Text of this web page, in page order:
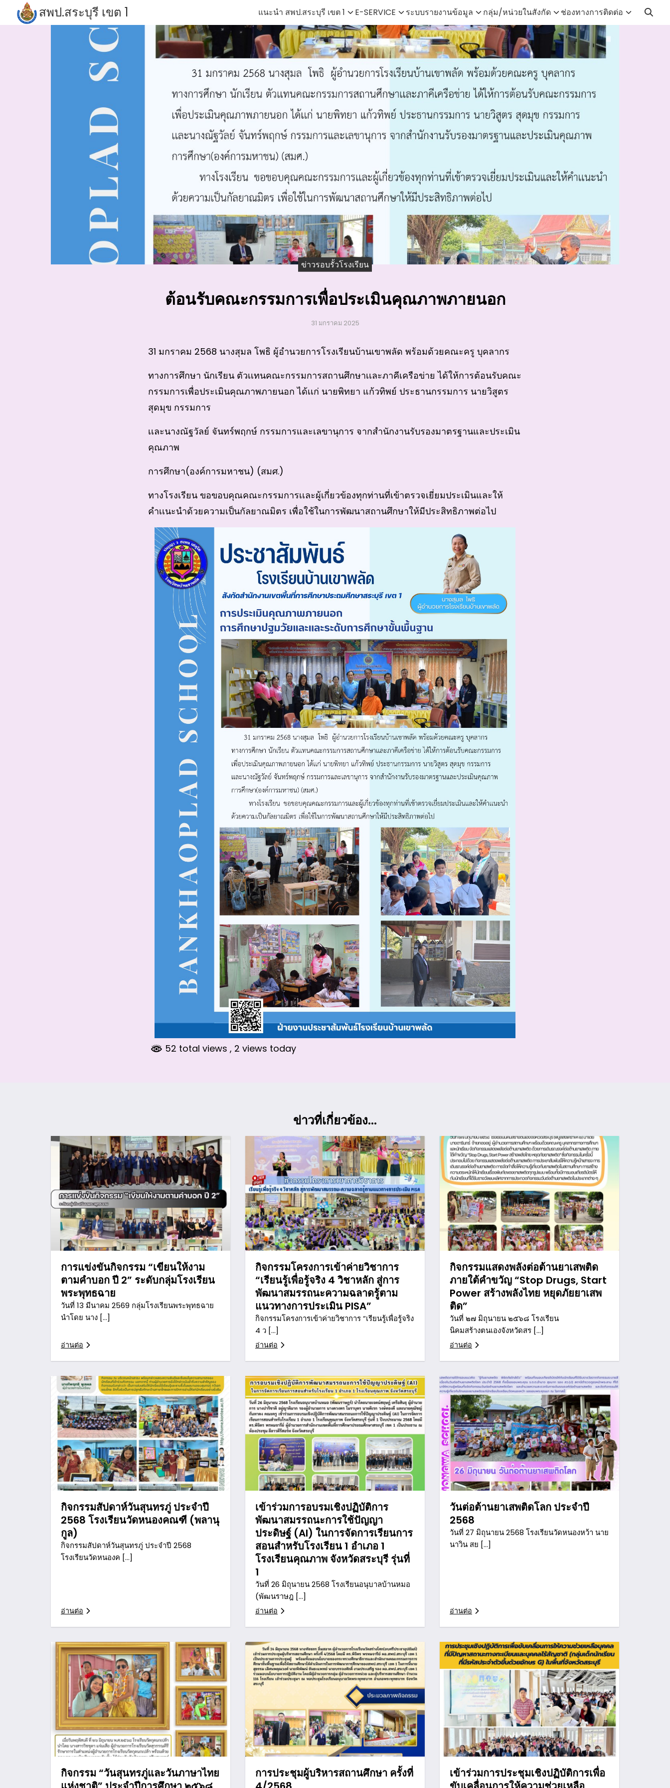
สพป.สระบุรี เขต 1 แนะนำ สพป.สระบุรี เขต 1 E-SERVICE ระบบรายงานข้อมูล กลุ่ม/หน่วยในสังกัด
ช่องทางการติดต่อ
Search
for:
ข่าวรอบรั้วโรงเรียน
ต้อนรับคณะกรรมการเพื่อประเมินคุณภาพภายนอก
31 มกราคม 2025
31 มกราคม 2568 นางสุมล โพธิ ผู้อำนวยการโรงเรียนบ้านเขาพลัด พร้อมด้วยคณะครู บุคลากร
ทางการศึกษา นักเรียน ตัวเเทนคณะกรรมการสถานศึกษาเเละภาคีเครือข่ายได้ให้การต้อนรับคณะ
กรรมการเพื่อประเมินคุณภาพภายนอก ได้เเก่ นายพิทยา แก้วทิพย์ ประธานกรรมการ นายวิสูตร
สุดมุข กรรมการ
เเละนางณัฐวัลย์ จันทร์พฤกษ์ กรรมการและเลขานุการ จากสำนักงานรับรองมาตรฐานและประเมิน
คุณภาพ
การศึกษา(องค์การมหาชน) (สมศ.)
ทางโรงเรียน ขอขอบคุณคณะกรรมการเเละผู้เกี่ยวข้องทุกท่านที่เข้าตรวจเยี่ยมประเมินและให้
คำเเนะนำด้วยความเป็นกัลยาณมิตร เพื่อใช้ในการพัฒนาสถานศึกษาให้มีประสิทธิภาพต่อไป
52 total views , 2 views today
ข่าวที่เกี่ยวข้อง...
การแข่งขันกิจกรรม “เขียนให้งาม
ตามคำบอก ปี 2” ระดับกลุ่มโรงเรียน
พระพุทธฉาย
วันที่ 13 มีนาคม 2569 กลุ่มโรงเรียนพระพุทธฉาย
นำโดย นาง […]
อ่านต่อ
กิจกรรมโครงการเข้าค่ายวิชาการ
“เรียนรู้เพื่อรู้จริง 4 วิชาหลัก สู่การ
พัฒนาสมรรถนะความฉลาดรู้ตาม
แนวทางการประเมิน PISA”
กิจกรรมโครงการเข้าค่ายวิชาการ “เรียนรู้เพื่อรู้จริง
4 ว […]
อ่านต่อ
กิจกรรมแสดงพลังต่อต้านยาเสพติด
ภายใต้คำขวัญ “Stop Drugs, Start
Power สร้างพลังไทย หยุดภัยยาเสพ
ติด”
วันที่ ๒๗ มิถุนายน ๒๕๖๘ โรงเรียน
นิคมสร้างตนเองจังหวัดสร […]
อ่านต่อ
กิจกรรมสัปดาห์วันสุนทรภู่ ประจำปี
2568 โรงเรียนวัดหนองคณฑี (พลานุ
กูล)
กิจกรรมสัปดาห์วันสุนทรภู่ ประจำปี 2568
โรงเรียนวัดหนองค […]
อ่านต่อ
เข้าร่วมการอบรมเชิงปฏิบัติการ
พัฒนาสมรรถนะการใช้ปัญญา
ประดิษฐ์ (AI) ในการจัดการเรียนการ
สอนสำหรับโรงเรียน 1 อำเภอ 1
โรงเรียนคุณภาพ จังหวัดสระบุรี รุ่นที่
1
วันที่ 26 มิถุนายน 2568 โรงเรียนอนุบาลบ้านหมอ
(พัฒนราษฎ […]
อ่านต่อ
วันต่อต้านยาเสพติดโลก ประจำปี
2568
วันที่ 27 มิถุนายน 2568 โรงเรียนวัดหนองหว้า นาย
นาวิน สย […]
อ่านต่อ
กิจกรรม “วันสุนทรภู่และวันภาษาไทย
การประชุมผู้บริหารสถานศึกษา ครั้งที่
เข้าร่วมการประชุมเชิงปฏิบัติการเพื่อ